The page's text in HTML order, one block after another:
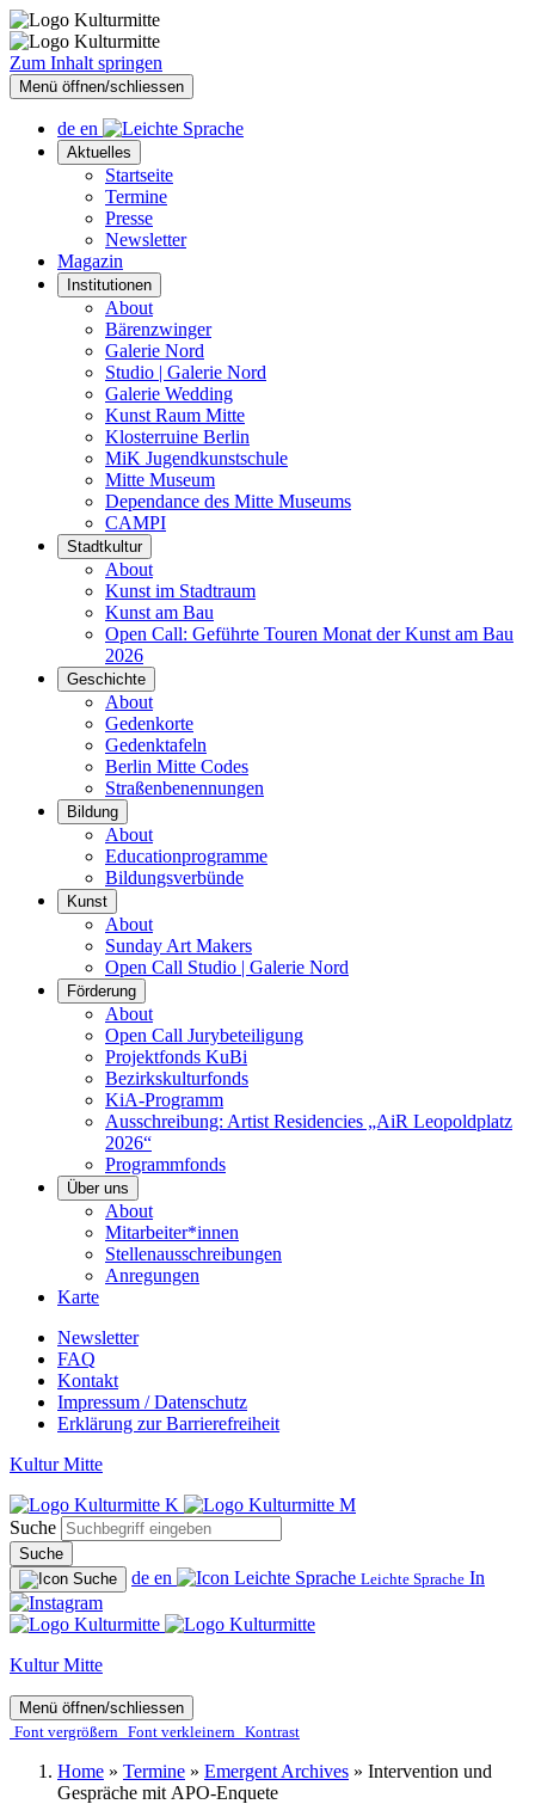
Zum Inhalt springen
Menü öffnen/schliessen
de en
Aktuelles
Startseite
Termine
Presse
Newsletter
Magazin
Institutionen
About
Bärenzwinger
Galerie Nord
Studio | Galerie Nord
Galerie Wedding
Kunst Raum Mitte
Klosterruine Berlin
MiK Jugendkunstschule
Mitte Museum
Dependance des Mitte Museums
CAMPI
Stadtkultur
About
Kunst im Stadtraum
Kunst am Bau
Open Call: Geführte Touren Monat der Kunst am Bau
2026
Geschichte
About
Gedenkorte
Gedenktafeln
Berlin Mitte Codes
Straßenbenennungen
Bildung
About
Educationprogramme
Bildungsverbünde
Kunst
About
Sunday Art Makers
Open Call Studio | Galerie Nord
Förderung
About
Open Call Jurybeteiligung
Projektfonds KuBi
Bezirkskulturfonds
KiA-Programm
Ausschreibung: Artist Residencies „AiR Leopoldplatz
2026“
Programmfonds
Über uns
About
Mitarbeiter*innen
Stellenausschreibungen
Anregungen
Karte
Newsletter
FAQ
Kontakt
Impressum / Datenschutz
Erklärung zur Barrierefreiheit
Kultur Mitte
Suche
Suche
de en Leichte Sprache In
Kultur Mitte
Menü öffnen/schliessen
Font ver­­größern Font ver­­kleinern Kontrast
Home » Termine » Emergent Archives » Intervention und
Gespräche mit APO-Enquete